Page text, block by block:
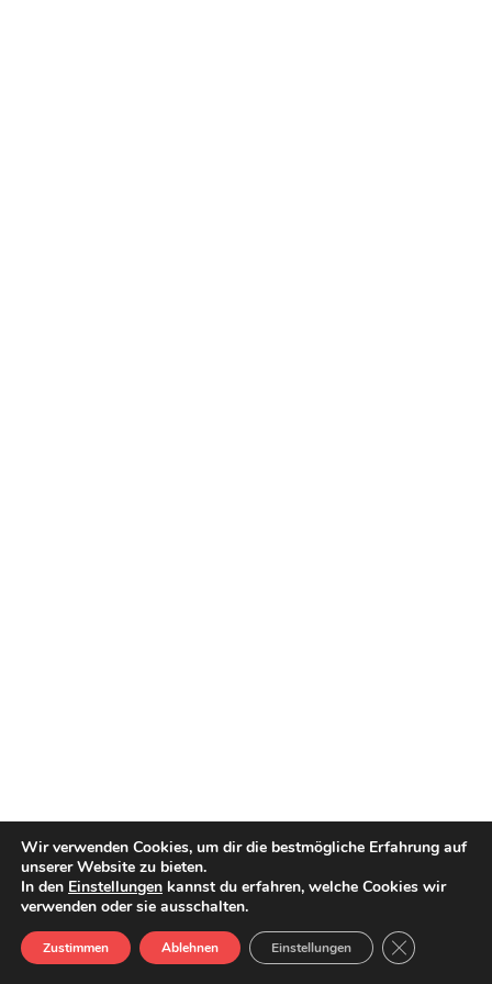
Wir verwenden Cookies, um dir die bestmögliche Erfahrung auf
unserer Website zu bieten.
In den Einstellungen kannst du erfahren, welche Cookies wir
verwenden oder sie ausschalten.
Zustimmen Ablehnen Einstellungen GDPR